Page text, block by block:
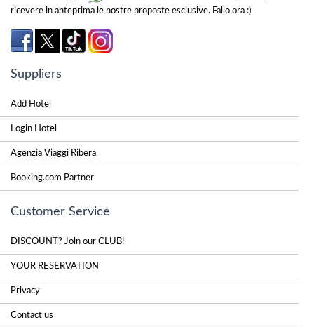
ricevere in anteprima le nostre proposte esclusive. Fallo ora :)
Suppliers
Add Hotel
Login Hotel
Agenzia Viaggi Ribera
Booking.com Partner
Customer Service
DISCOUNT? Join our CLUB!
YOUR RESERVATION
Privacy
Contact us